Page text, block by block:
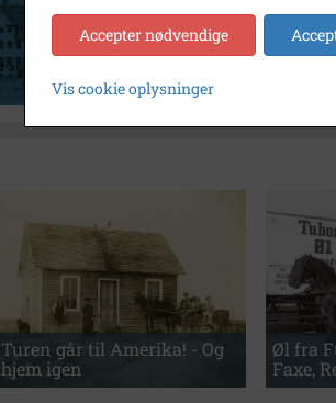
Hjælp til
Turen går til Amerika! - Og
hjem igen
Øl fra
Faxe,
Accepter nødvendige
Vis cookie oplysninger